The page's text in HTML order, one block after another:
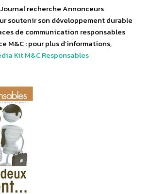
recherche Annonceurs
soutenir son développement durable
de communication responsables
M&C : pour plus d’informations,
Kit M&C Responsables